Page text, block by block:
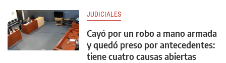
JUDICIALES
Cayó por un robo a mano armada
y quedó preso por antecedentes:
tiene cuatro causas abiertas